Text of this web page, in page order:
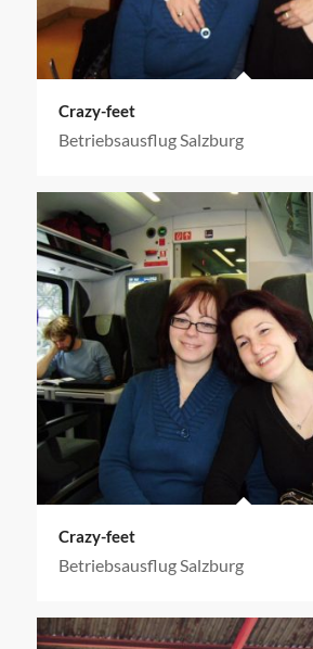
Crazy-feet
Betriebsausflug Salzburg
Crazy-feet
Betriebsausflug Salzburg